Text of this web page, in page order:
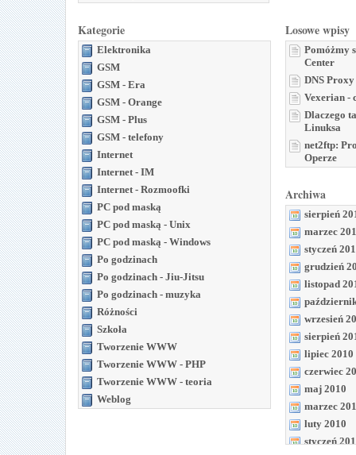
Kategorie
Elektronika
GSM
GSM - Era
GSM - Orange
GSM - Plus
GSM - telefony
Internet
Internet - IM
Internet - Rozmoofki
PC pod maską
PC pod maską - Unix
PC pod maską - Windows
Po godzinach
Po godzinach - Jiu-Jitsu
Po godzinach - muzyka
Różności
Szkoła
Tworzenie WWW
Tworzenie WWW - PHP
Tworzenie WWW - teoria
Weblog
Losowe wpisy
Pomóżmy
Center
DNS
Vexerian -
Dlaczego
Linuksa
net2ftp:
Operze
Archiwa
sierpień
marzec
styczeń
grudzień
listopad
wrzesień
sierpień
lipiec 2010
czerwiec
maj 2010
marzec
luty 2010
styczeń